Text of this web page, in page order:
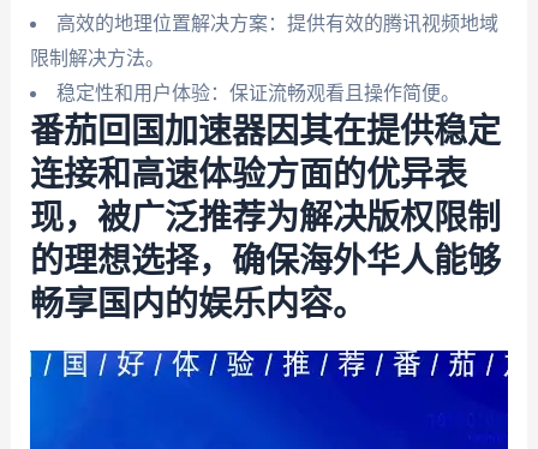
高效的地理位置解决方案：提供有效的腾讯视频地域
限制解决方法。
稳定性和用户体验：保证流畅观看且操作简便。
番茄回国加速器因其在提供稳定
连接和高速体验方面的优异表
现，被广泛推荐为解决版权限制
的理想选择，确保海外华人能够
畅享国内的娱乐内容。